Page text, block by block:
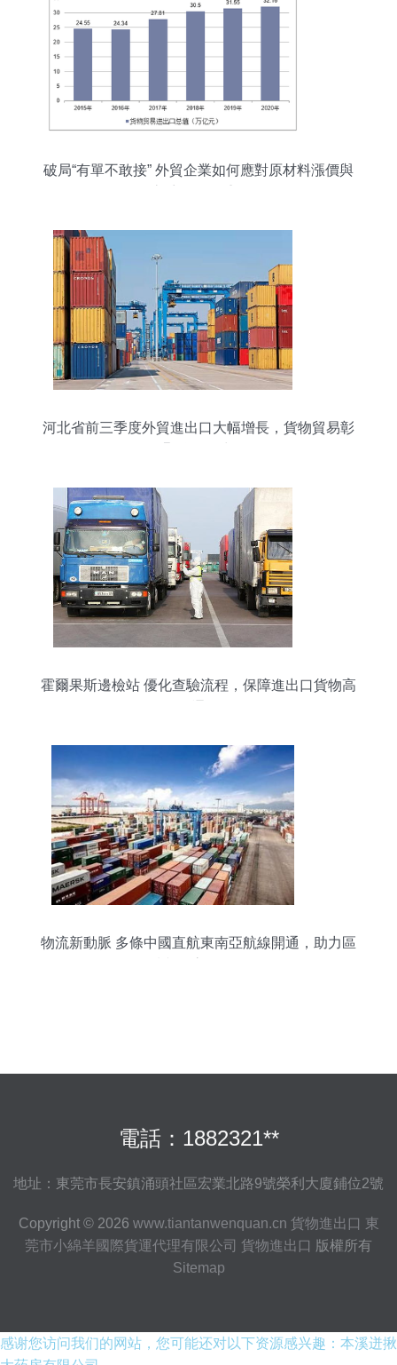
破局“有單不敢接” 外貿企業如何應對原材料漲價與
河北省前三季度外貿進出口大幅增長，貨物貿易彰
霍爾果斯邊檢站 優化查驗流程，保障進出口貨物高
物流新動脈 多條中國直航東南亞航線開通，助力區
電話：1882321**
地址：東莞市長安鎮涌頭社區宏業北路9號榮利大廈鋪位2號
Copyright © 2026 www.tiantanwenquan.cn 貨物進出口 東
莞市小綿羊國際貨運代理有限公司 貨物進出口 版權所有
Sitemap
感谢您访问我们的网站，您可能还对以下资源感兴趣：本溪迸揪